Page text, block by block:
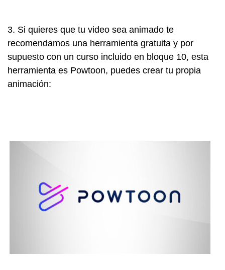
3. Si quieres que tu video sea animado te
recomendamos una herramienta gratuita y por
supuesto con un curso incluido en bloque 10, esta
herramienta es Powtoon, puedes crear tu propia
animación: